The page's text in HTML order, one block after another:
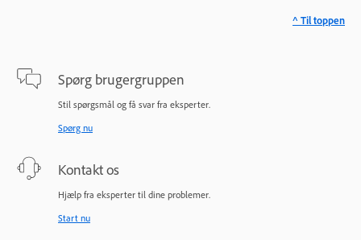
Spørg brugergruppen
Stil spørgsmål og få svar fra eksperter.
Spørg nu
Kontakt os
Hjælp fra eksperter til dine problemer.
Start nu
^ Til toppen